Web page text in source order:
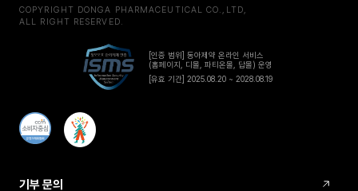
COPYRIGHT DONGA PHARMACEUTICAL CO.,LTD,
ALL RIGHT RESERVED.
[인증 범위] 동아제약 온라인 서비스
(홈페이지, 디몰, 파티온몰, 답몰) 운영
[유효 기간] 2025.08.20 ~ 2028.08.19
기부 문의